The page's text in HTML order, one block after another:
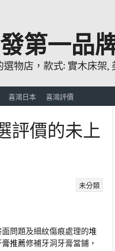
第一品
物店，款式: 實木床架,
喜鴻日本 喜鴻評價
評價的未上
未分類
問題及細紋傷痕處理的堆
推薦修補牙洞牙膏當鋪，